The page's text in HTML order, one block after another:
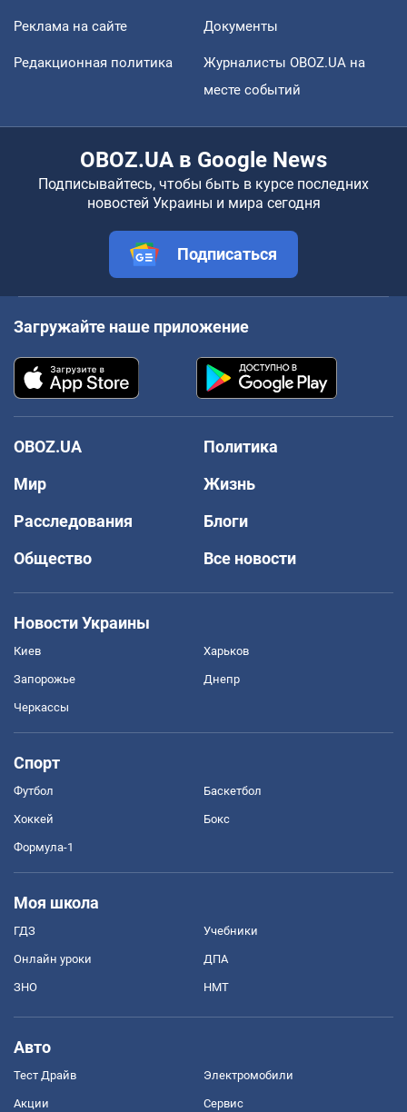
Реклама на сайте Документы
Редакционная политика
Журналисты OBOZ.UA на
месте событий
OBOZ.UA в Google News
Подписывайтесь, чтобы быть в курсе последних
новостей Украины и мира сегодня
Подписаться
Загружайте наше приложение
OBOZ.UA
Политика
Мир
Жизнь
Расследования
Блоги
Общество
Все новости
Новости Украины
Киев Харьков
Запорожье Днепр
Черкассы
Спорт
Футбол Баскетбол
Хоккей Бокс
Формула-1
Моя школа
ГДЗ Учебники
Онлайн уроки ДПА
ЗНО НМТ
Авто
Тест Драйв Электромобили
Акции Сервис